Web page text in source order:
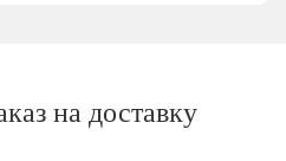
на доставку